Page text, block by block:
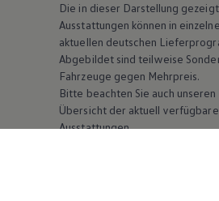
Die in dieser Darstellung
Ausstattungen können in
aktuellen deutschen
Abgebildet sind teilweise
Fahrzeuge gegen Mehrpreis.
Bitte beachten Sie auch
Übersicht der aktuell
Ausstattungen.